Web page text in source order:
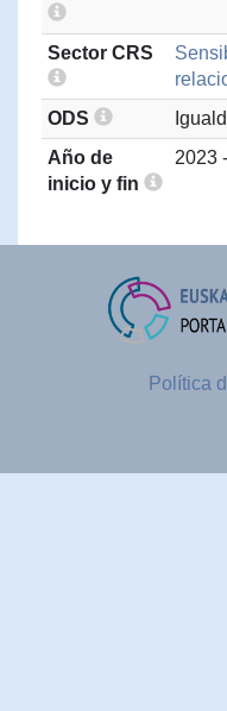
Sector CRS
ODS
Año de
inicio y fin
2023
Política